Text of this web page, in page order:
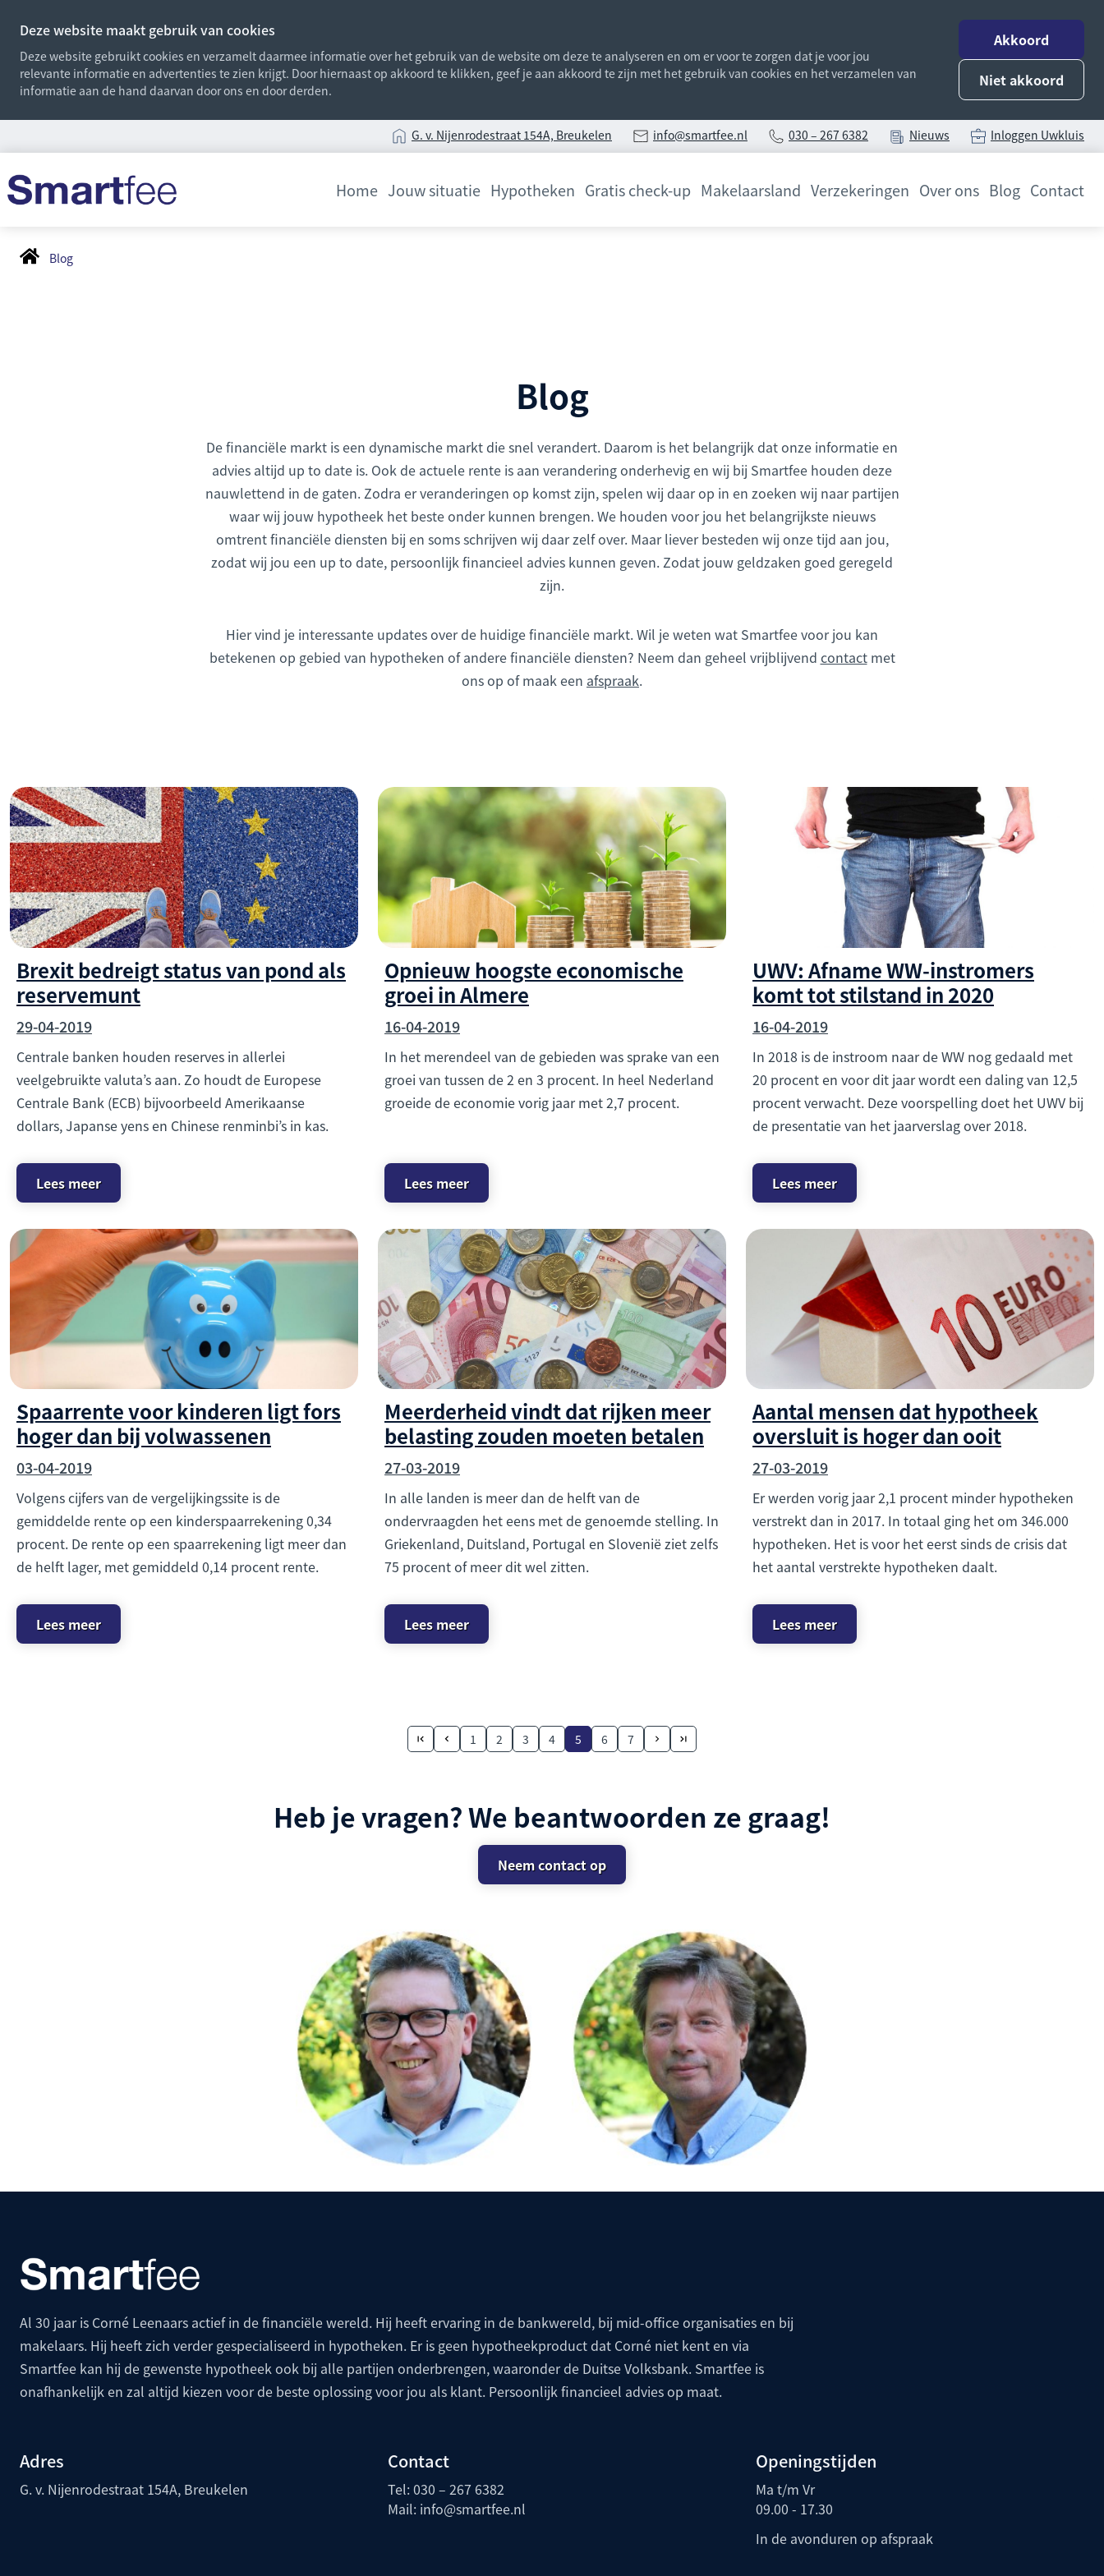
Deze website maakt gebruik van cookies
Deze website gebruikt cookies en verzamelt daarmee informatie over het gebruik van de website om deze te analyseren en om er voor te zorgen dat je voor jou
relevante informatie en advertenties te zien krijgt. Door hiernaast op akkoord te klikken, geef je aan akkoord te zijn met het gebruik van cookies en het verzamelen van
informatie aan de hand daarvan door ons en door derden.
Akkoord
Niet akkoord
G. v. Nijenrodestraat 154A, Breukelen info@smartfee.nl 030 – 267 6382 Nieuws Inloggen Uwkluis
Home Jouw situatie Hypotheken Gratis check-up Makelaarsland Verzekeringen Over ons Blog Contact
Blog
Blog
De financiële markt is een dynamische markt die snel verandert. Daarom is het belangrijk dat onze informatie en
advies altijd up to date is. Ook de actuele rente is aan verandering onderhevig en wij bij Smartfee houden deze
nauwlettend in de gaten. Zodra er veranderingen op komst zijn, spelen wij daar op in en zoeken wij naar partijen
waar wij jouw hypotheek het beste onder kunnen brengen. We houden voor jou het belangrijkste nieuws
omtrent financiële diensten bij en soms schrijven wij daar zelf over. Maar liever besteden wij onze tijd aan jou,
zodat wij jou een up to date, persoonlijk financieel advies kunnen geven. Zodat jouw geldzaken goed geregeld
zijn.
Hier vind je interessante updates over de huidige financiële markt. Wil je weten wat Smartfee voor jou kan
betekenen op gebied van hypotheken of andere financiële diensten? Neem dan geheel vrijblijvend contactmet
ons op of maak een afspraak.
Brexit bedreigt status van pond als
reservemunt
29-04-2019
Centrale banken houden reserves in allerlei
veelgebruikte valuta’s aan. Zo houdt de Europese
Centrale Bank (ECB) bijvoorbeeld Amerikaanse
dollars, Japanse yens en Chinese renminbi’s in kas.
Lees meer
Opnieuw hoogste economische
groei in Almere
16-04-2019
In het merendeel van de gebieden was sprake van een
groei van tussen de 2 en 3 procent. In heel Nederland
groeide de economie vorig jaar met 2,7 procent.
Lees meer
UWV: Afname WW-instromers
komt tot stilstand in 2020
16-04-2019
In 2018 is de instroom naar de WW nog gedaald met
20 procent en voor dit jaar wordt een daling van 12,5
procent verwacht. Deze voorspelling doet het UWV bij
de presentatie van het jaarverslag over 2018.
Lees meer
Spaarrente voor kinderen ligt fors
hoger dan bij volwassenen
03-04-2019
Volgens cijfers van de vergelijkingssite is de
gemiddelde rente op een kinderspaarrekening 0,34
procent. De rente op een spaarrekening ligt meer dan
de helft lager, met gemiddeld 0,14 procent rente.
Lees meer
Meerderheid vindt dat rijken meer
belasting zouden moeten betalen
27-03-2019
In alle landen is meer dan de helft van de
ondervraagden het eens met de genoemde stelling. In
Griekenland, Duitsland, Portugal en Slovenië ziet zelfs
75 procent of meer dit wel zitten.
Lees meer
Aantal mensen dat hypotheek
oversluit is hoger dan ooit
27-03-2019
Er werden vorig jaar 2,1 procent minder hypotheken
verstrekt dan in 2017. In totaal ging het om 346.000
hypotheken. Het is voor het eerst sinds de crisis dat
het aantal verstrekte hypotheken daalt.
Lees meer
1 2 3 4 5 6 7
Heb je vragen? We beantwoorden ze graag!
Neem contact op
Al 30 jaar is Corné Leenaars actief in de financiële wereld. Hij heeft ervaring in de bankwereld, bij mid-office organisaties en bij
makelaars. Hij heeft zich verder gespecialiseerd in hypotheken. Er is geen hypotheekproduct dat Corné niet kent en via
Smartfee kan hij de gewenste hypotheek ook bij alle partijen onderbrengen, waaronder de Duitse Volksbank. Smartfee is
onafhankelijk en zal altijd kiezen voor de beste oplossing voor jou als klant. Persoonlijk financieel advies op maat.
Adres
G. v. Nijenrodestraat 154A, Breukelen
Contact
Tel: 030 – 267 6382
Mail: info@smartfee.nl
Openingstijden
Ma t/m Vr
09.00 - 17.30
In de avonduren op afspraak